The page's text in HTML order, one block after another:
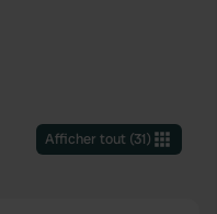
Afficher tout(31)